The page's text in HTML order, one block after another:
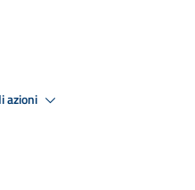
azioni